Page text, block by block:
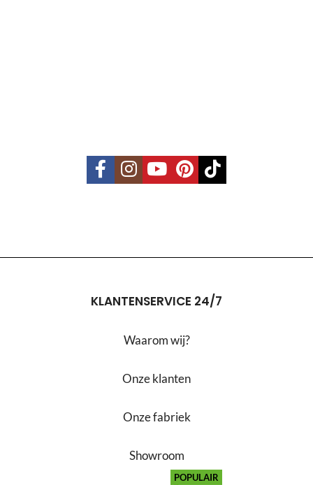
KLANTENSERVICE 24/7
Waarom wij?
Onze klanten
Onze fabriek
Showroom
POPULAIR